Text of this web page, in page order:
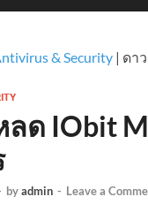
& Security | ดา
ด IObit
byadmin - Leave a